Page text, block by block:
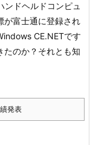
ンドヘルドコンピュ
が富士通に登録され
CE.NETです
たのか？それとも知
発表